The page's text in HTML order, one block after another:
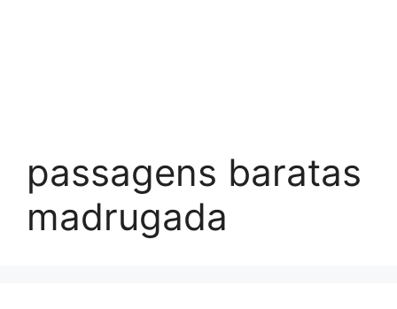
passagens baratas
madrugada